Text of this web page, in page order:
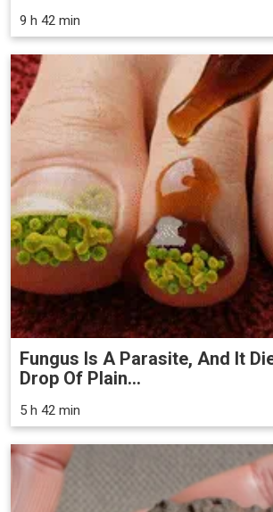
9 h 42 min
Fungus Is A Parasite, And It
Drop Of Plain...
5 h 42 min